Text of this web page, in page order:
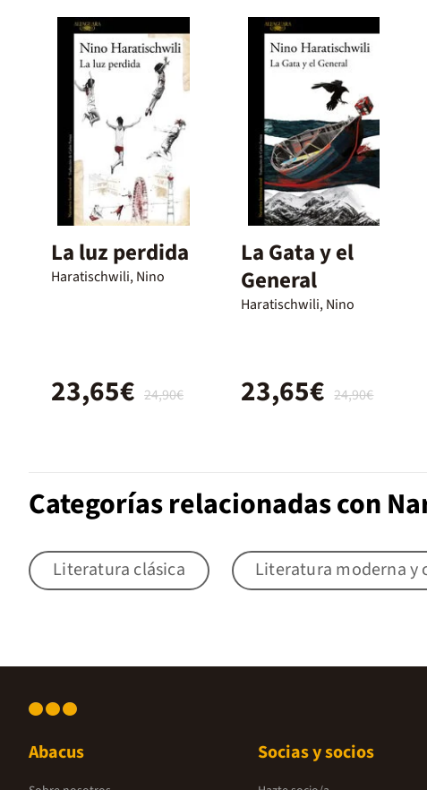
La luz perdida
Haratischwili, Nino
24,90€
23,65€
La Gata y el
General
Haratischwili, Nino
24,90€
23,65€
Categorías relacionadas con
Literatura clásica Literatura moderna y
Abacus Socias y socios